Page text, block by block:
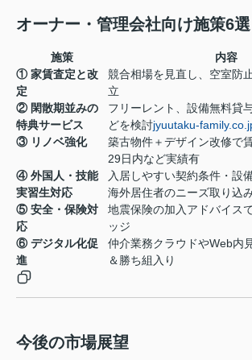
オーナー・管理会社向け施策6選
施策
内容
① 家賃査定と改
定
競合相場を見直し、空室防
立
② 閑散期並みの
特典サービス
フリーレント、設備無料貸
どを検討jyuutaku-
③ リノベ強化
築古物件＋デザイン改修で
29日内など実績有
④ 外国人・技能
実習生対応
入居しやすい契約条件・設
海外居住者のニーズ取り込
⑤ 安全・保険対
応
地震保険の加入アドバイス
ッジ
⑥ デジタル化促
進
仲介業務クラウドやWeb内
＆勝ち組入り
今後の市場展望